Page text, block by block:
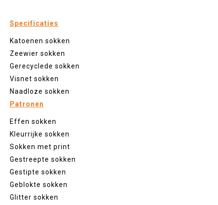
Specificaties
Katoenen sokken
Zeewier sokken
Gerecyclede sokken
Visnet sokken
Naadloze sokken
Patronen
Effen sokken
Kleurrijke sokken
Sokken met print
Gestreepte sokken
Gestipte sokken
Geblokte sokken
Glitter sokken